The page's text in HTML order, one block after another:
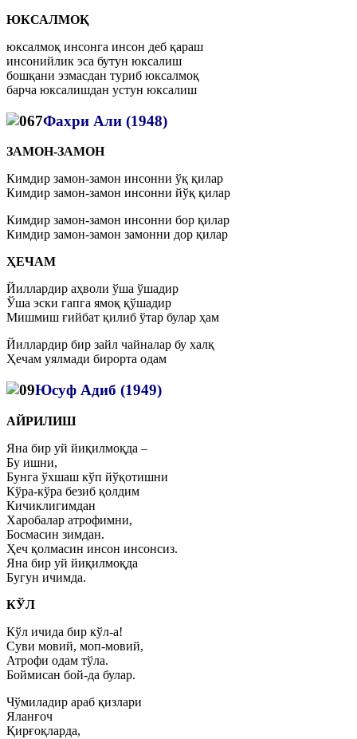
ЮКСАЛМОҚ
юксалмоқ инсонга инсон деб қараш
инсонийлик эса бутун юксалиш
бошқани эзмасдан туриб юксалмоқ
барча юксалишдан устун юксалиш
Фахри Али (1948)
ЗАМОН-ЗАМОН
Кимдир замон-замон инсонни ўқ қилар
Кимдир замон-замон инсонни йўқ қилар
Кимдир замон-замон инсонни бор қилар
Кимдир замон-замон замонни дор қилар
ҲЕЧАМ
Йиллардир аҳволи ўша ўшадир
Ўша эски гапга ямоқ қўшадир
Мишмиш ғийбат қилиб ўтар булар ҳам
Йиллардир бир зайл чайналар бу халқ
Ҳечам уялмади бирорта одам
Юсуф Адиб (1949)
АЙРИЛИШ
Яна бир уй йиқилмоқда –
Бу ишни,
Бунга ўхшаш кўп йўқотишни
Кўра-кўра безиб қолдим
Кичиклигимдан
Харобалар атрофимни,
Босмасин зимдан.
Ҳеч қолмасин инсон инсонсиз.
Яна бир уй йиқилмоқда
Бугун ичимда.
КЎЛ
Кўл ичида бир кўл-а!
Суви мовий, моп-мовий,
Атрофи одам тўла.
Боймисан бой-да булар.
Чўмиладир араб қизлари
Яланғоч
Қирғоқларда,